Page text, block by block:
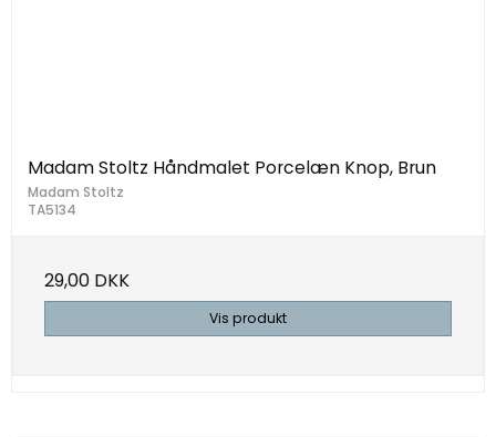
Madam Stoltz Håndmalet Porcelæn Knop, Brun
Madam Stoltz
TA5134
29,00 DKK
Vis produkt